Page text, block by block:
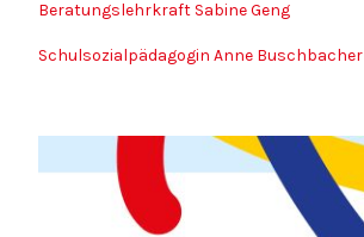
Beratungslehrkraft Sabine Geng
Schulsozialpädagogin Anne Buschbacher